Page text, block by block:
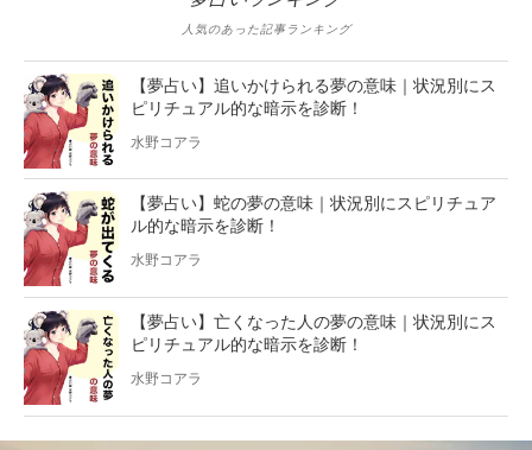
人気のあった記事ランキング
【夢占い】追いかけられる夢の意味｜状況別にス
ピリチュアル的な暗示を診断！
水野コアラ
【夢占い】蛇の夢の意味｜状況別にスピリチュア
ル的な暗示を診断！
水野コアラ
【夢占い】亡くなった人の夢の意味｜状況別にス
ピリチュアル的な暗示を診断！
水野コアラ